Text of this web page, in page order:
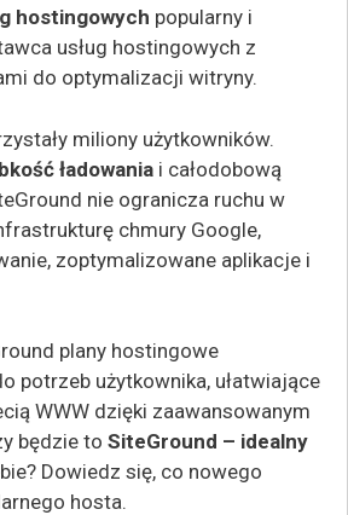
hostingowych popularny i
usług hostingowych z
do optymalizacji witryny.
miliony użytkowników.
ładowania i całodobową
nie ogranicza ruchu w
chmury Google,
zoptymalizowane aplikacje i
plany hostingowe
potrzeb użytkownika, ułatwiające
WWW dzięki zaawansowanym
będzie to SiteGround – idealny
Dowiedz się, co nowego
hosta.